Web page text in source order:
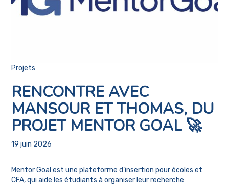
Projets
RENCONTRE AVEC
MANSOUR ET THOMAS, DU
PROJET MENTOR GOAL 🚀
19 juin 2026
Mentor Goal est une plateforme d’insertion pour écoles et
CFA, qui aide les étudiants à organiser leur recherche